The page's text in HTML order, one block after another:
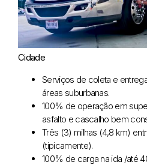
Cidade
Serviços de coleta e
áreas suburbanas.
100% de operação em
asfalto e cascalho bem
Três (3) milhas (4,8 km)
(tipicamente).
100% de carga na ida /até